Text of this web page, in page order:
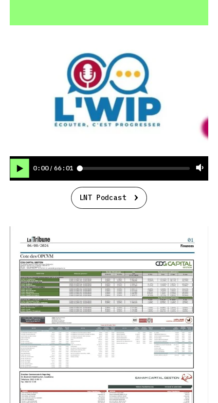
0:00 / 66:01
LNT Podcast